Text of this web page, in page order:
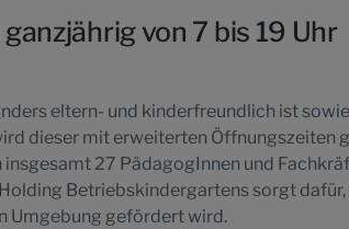
von 7 bis 19 Uhr
eltern- und kinderfreundlich ist
dieser mit erweiterten Öffnungszeiten
insgesamt 27 PädagogInnen und
Betriebskindergartens sorgt dafür,
Umgebung gefördert wird.